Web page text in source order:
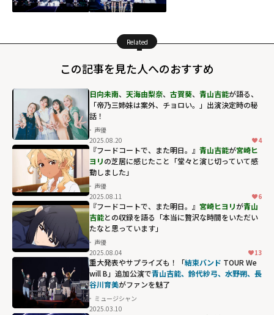
Related
この記事を見た人へのおすすめ
日向未南、 天海由梨奈、 古賀葵、 青山吉能が語る、
「帝乃三姉妹は案外、チョロい。」出演決定時の秘
話！
声優
2025.08.20
4
『フードコートで、また明日。』 青山吉能が宮崎ヒ
ヨリの芝居に感じたこと「堂々と演じ切っていて感
動しました」
声優
2025.08.11
6
『フードコートで、また明日。』 宮崎ヒヨリが青山
吉能との収録を語る「本当に贅沢な時間をいただい
たなと思っています」
声優
2025.08.04
13
重大発表やサプライズも！「結束バンド TOUR We
will B」追加公演で青山吉能、鈴代紗弓、水野朔、長
谷川育美がファンを魅了
ミュージシャン
2025.03.10